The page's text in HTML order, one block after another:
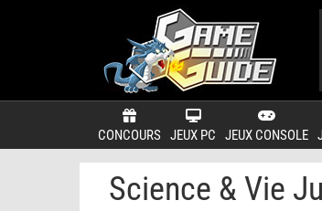
CONCOURS JEUX PC JEUX CONSOLE
Science & Vie